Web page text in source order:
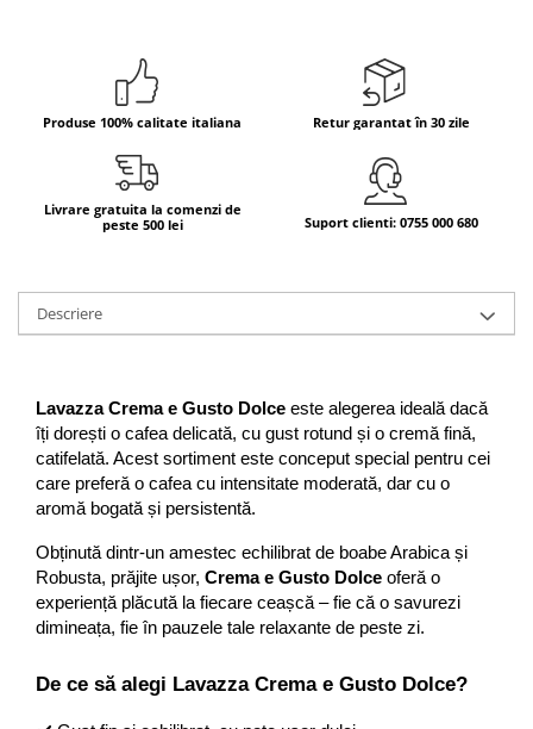
Bauturi aperitive, alcoolice
Apa italiana
Sucuri si bauturi racoritoare
Panettone cozonac italian,
Produse de panificatie
Produse 100% calitate italiana Retur garantat în 30 zile
Livrare gratuita la comenzi de
peste 500 lei
Suport clienti: 0755 000 680
Descriere
Lavazza Crema e Gusto Dolce este alegerea ideală dacă
îți dorești o cafea delicată, cu gust rotund și o cremă fină,
catifelată. Acest sortiment este conceput special pentru cei
care preferă o cafea cu intensitate moderată, dar cu o
aromă bogată și persistentă.
Obținută dintr-un amestec echilibrat de boabe Arabica și
Robusta, prăjite ușor, Crema e Gusto Dolce oferă o
experiență plăcută la fiecare ceașcă – fie că o savurezi
dimineața, fie în pauzele tale relaxante de peste zi.
De ce să alegi Lavazza Crema e Gusto Dolce?